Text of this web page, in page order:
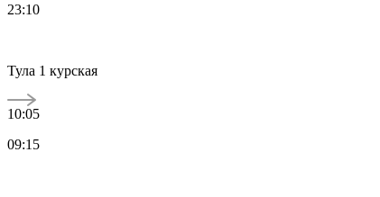
23:10
Тула 1 курская
10:05
09:15